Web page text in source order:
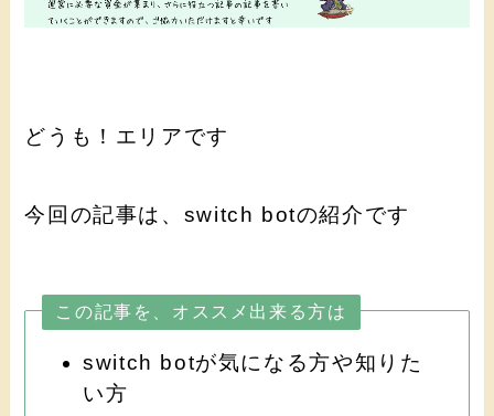
どうも！エリアです
今回の記事は、switch botの紹介です
この記事を、オススメ出来る方は
switch botが気になる方や知りた
い方